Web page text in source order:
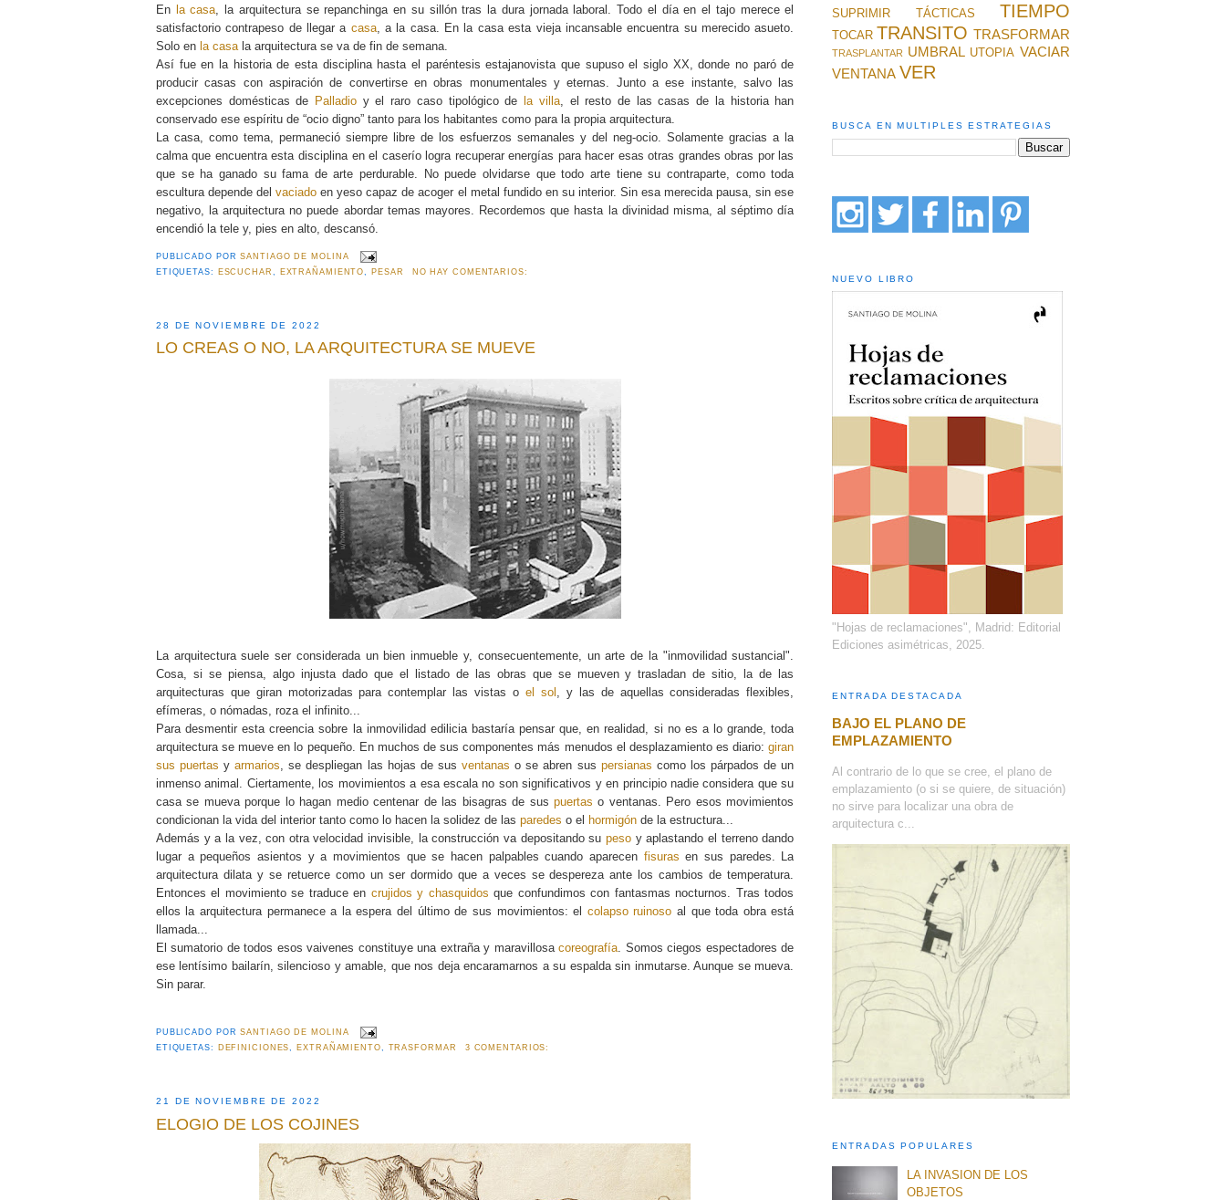
En la casa, la arquitectura se repanchinga en su sillón tras la dura jornada laboral. Todo el día en el tajo merece el
satisfactorio contrapeso de llegar a casa, a la casa. En la casa esta vieja incansable encuentra su merecido asueto.
Solo en la casala arquitectura se va de fin de semana.
Así fue en la historia de esta disciplina hasta el paréntesis estajanovista que supuso el siglo XX, donde no paró de
producir casas con aspiración de convertirse en obras monumentales y eternas. Junto a ese instante, salvo las
excepciones domésticas de Palladio y el raro caso tipológico de la villa, el resto de las casas de la historia han
conservado ese espíritu de “ocio digno” tanto para los habitantes como para la propia arquitectura.
La casa, como tema, permaneció siempre libre de los esfuerzos semanales y del neg-ocio. Solamente gracias a la
calma que encuentra esta disciplina en el caserío logra recuperar energías para hacer esas otras grandes obras por las
que se ha ganado su fama de arte perdurable. No puede olvidarse que todo arte tiene su contraparte, como toda
escultura depende delvaciado en yeso capaz de acoger el metal fundido en su interior. Sin esa merecida pausa, sin ese
negativo, la arquitectura no puede abordar temas mayores. Recordemos que hasta la divinidad misma, al séptimo día
encendió la tele y, pies en alto, descansó.
PUBLICADO PORSANTIAGO DE MOLINA
ETIQUETAS:
ESCUCHAR EXTRAÑAMIENTO PESAR NO HAY COMENTARIOS:
28 DE NOVIEMBRE DE 2022
LO CREAS O NO, LA ARQUITECTURA SE MUEVE
La arquitectura suele ser considerada un bien inmueble y, consecuentemente, un arte de la "inmovilidad sustancial".
Cosa, si se piensa, algo injusta dado que el listado de las obras que se mueven y trasladan de sitio, la de las
arquitecturas que giran motorizadas para contemplar las vistas oel sol , y las de aquellas consideradas flexibles,
efímeras, o nómadas, roza el infinito...
Para desmentir esta creencia sobre la inmovilidad edilicia bastaría pensar que, en realidad, si no es a lo grande, toda
arquitectura se mueve en lo pequeño. En muchos de sus componentes más menudos el desplazamiento es diario:giran
sus puertas yarmarios , se despliegan las hojas de susventanas o se abren sus persianas como los párpados de un
inmenso animal. Ciertamente, los movimientos a esa escala no son significativos y en principio nadie considera que su
casa se mueva porque lo hagan medio centenar de las bisagras de sus puertas o ventanas. Pero esos movimientos
condicionan la vida del interior tanto como lo hacen la solidez de las paredes o el hormigónde la estructura...
Además y a la vez, con otra velocidad invisible, la construcción va depositando supeso y aplastando el terreno dando
lugar a pequeños asientos y a movimientos que se hacen palpables cuando aparecen fisuras en sus paredes. La
arquitectura dilata y se retuerce como un ser dormido que a veces se despereza ante los cambios de temperatura.
Entonces el movimiento se traduce en crujidos y chasquidos que confundimos con fantasmas nocturnos. Tras todos
ellos la arquitectura permanece a la espera del último de sus movimientos: el colapso ruinoso al que toda obra está
llamada...
El sumatorio de todos esos vaivenes constituye una extraña y maravillosacoreografía . Somos ciegos espectadores de
ese lentísimo bailarín, silencioso y amable, que nos deja encaramarnos a su espalda sin inmutarse. Aunque se mueva.
Sin parar.
PUBLICADO PORSANTIAGO DE MOLINA
ETIQUETAS:
DEFINICIONES, EXTRAÑAMIENTO, TRASFORMAR 3 COMENTARIOS:
21 DE NOVIEMBRE DE 2022
ELOGIO DE LOS COJINES
SUPRIMIR TÁCTICAS TIEMPO
TOCAR TRANSITO TRASFORMAR
TRASPLANTAR UMBRAL UTOPIA VACIAR
VENTANA VER
BUSCA EN MULTIPLES ESTRATEGIAS
NUEVO LIBRO
"Hojas de reclamaciones", Madrid: Editorial
Ediciones asimétricas, 2025.
ENTRADA DESTACADA
BAJO EL PLANO DE
EMPLAZAMIENTO
Al contrario de lo que se cree, el plano de
emplazamiento (o si se quiere, de situación)
no sirve para localizar una obra de
arquitectura c...
ENTRADAS POPULARES
LA INVASION DE LOS
OBJETOS